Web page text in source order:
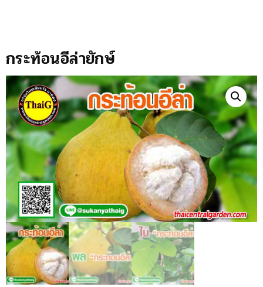
กระท้อนอีล่ายักษ์